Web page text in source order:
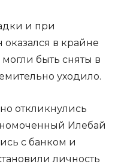
и при
оказался в крайне
быть сняты в
уходило.
откликнулись
Илебай
с банком и
личность